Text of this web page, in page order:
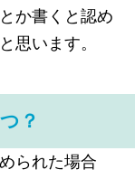
か書くと認め
思います。
？
られた場合